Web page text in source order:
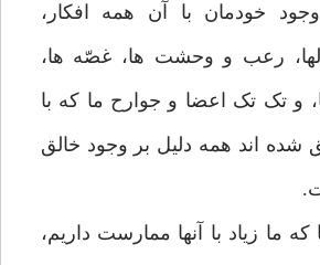
خودمان با آن همه افکار،
رعب و وحشت ها، غصّه ها،
و تک تک اعضا و جوارح ما که با
شده اند همه دلیل بر وجود خالق
ما زیاد با آنها ممارست داریم،